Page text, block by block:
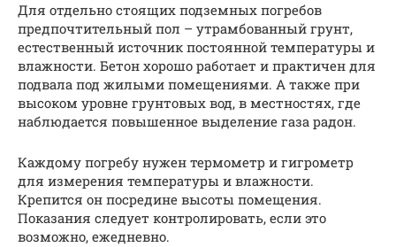
Для отдельно стоящих подземных погребов
предпочтительный пол – утрамбованный грунт,
естественный источник постоянной температуры и
влажности. Бетон хорошо работает и практичен для
подвала под жилыми помещениями. А также при
высоком уровне грунтовых вод, в местностях, где
наблюдается повышенное выделение газа радон.
Каждому погребу нужен термометр и гигрометр
для измерения температуры и влажности.
Крепится он посредине высоты помещения.
Показания следует контролировать, если это
возможно, ежедневно.